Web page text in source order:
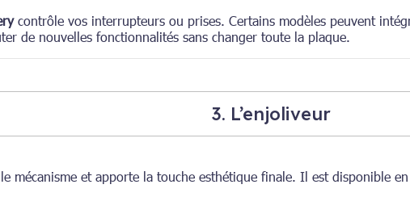
contrôle vos interrupteurs ou prises. Certains modèles peuvent
de nouvelles fonctionnalités sans changer toute la plaque.
3. L’enjoliveur
mécanisme et apporte la touche esthétique finale. Il est disponible en